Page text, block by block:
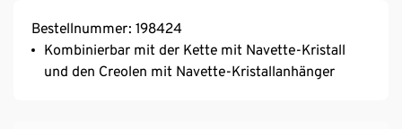
Bestellnummer: 198424
Kombinierbar mit der Kette mit Navette-Kristall
und den Creolen mit Navette-Kristallanhänger